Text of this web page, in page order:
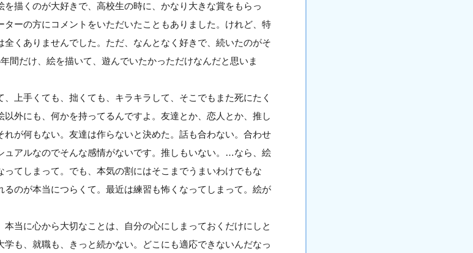
を描くのが大好きで、高校生の時に、かなり大きな賞をもらっ
ーの方にコメントをいただいたこともありました。けれど、特
くありませんでした。ただ、なんとなく好きで、続いたのがそ
間だけ、絵を描いて、遊んでいたかっただけなんだと思いま
上手くても、拙くても、キラキラして、そこでもまた死にたく
外にも、何かを持ってるんですよ。友達とか、恋人とか、推し
れが何もない。友達は作らないと決めた。話も合わない。合わせ
ュアルなのでそんな感情がないです。推しもいない。…なら、絵
ってしまって。でも、本気の割にはそこまでうまいわけでもな
るのが本当につらくて。最近は練習も怖くなってしまって。絵が
当に心から大切なことは、自分の心にしまっておくだけにしと
も、就職も、きっと続かない。どこにも適応できないんだなっ